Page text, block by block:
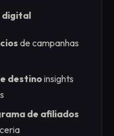
digital
de campanhas
destinoinsights
de afiliados